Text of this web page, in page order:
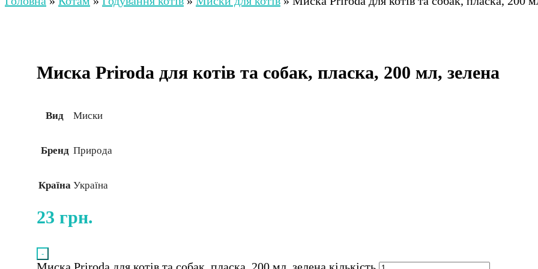
Миска Priroda для котів та собак, пласка, 200 мл, зелена
Вид Миски
Бренд Природа
Країна Україна
23грн.
-